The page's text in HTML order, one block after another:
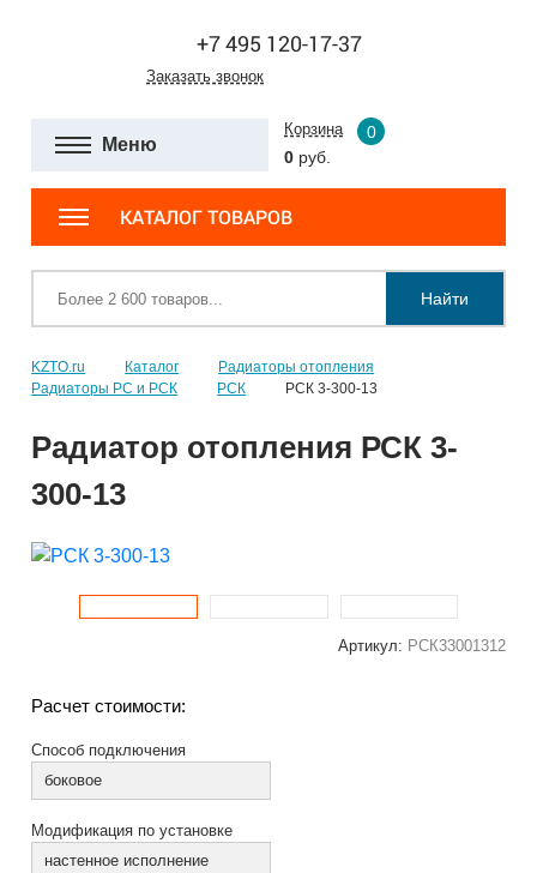
+7 495 120-17-37
Заказать звонок
Меню
Корзина
0
0 руб.
КАТАЛОГ ТОВАРОВ
Найти
KZTO.ru Каталог
Радиаторы отопления
Радиаторы РС и РСК
РСК РСК 3-300-13
Радиатор отопления РСК 3-
300-13
Артикул: РСК33001312
Расчет стоимости:
Способ подключения
боковое
Модификация по установке
настенное исполнение